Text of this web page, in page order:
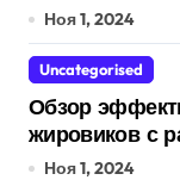
Ноя 1, 2024
Uncategorised
Обзор
жировиков с
эффектом
Ноя 1, 2024